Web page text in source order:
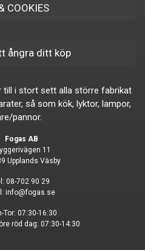
COOKIES
ångra ditt köp
till i stort sett alla större fabrikat
så som kök, lyktor, lampor,
pannor.
Fogas AB
11
Upplands Väsby
08-702 90 29
info@fogas.se
Tor: 07:30-16:30
röd dag: 07:30-14:30